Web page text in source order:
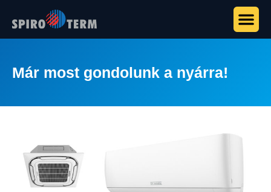
Már most gondolunk a nyárra!